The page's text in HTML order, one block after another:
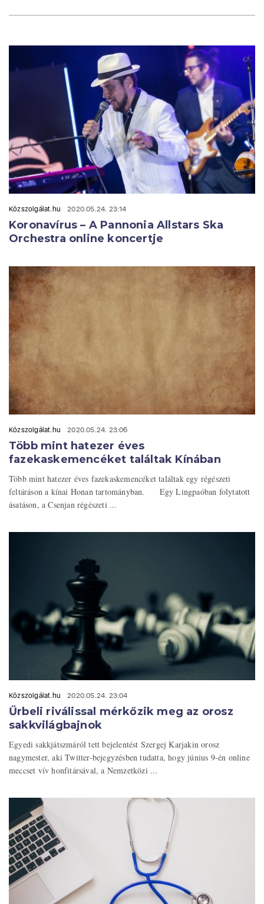
Közszolgálat.hu 2020.05.24. 23:14
Koronavírus – A Pannonia Allstars Ska
Orchestra online koncertje
Közszolgálat.hu 2020.05.24. 23:06
Több mint hatezer éves
fazekaskemencéket találtak Kínában
Több mint hatezer éves fazekaskemencéket találtak egy régészeti
feltáráson a kínai Honan tartományban. Egy Lingpaóban folytatott
ásatáson, a Csenjan régészeti ...
Közszolgálat.hu 2020.05.24. 23:04
Űrbeli riválissal mérkőzik meg az orosz
sakkvilágbajnok
Egyedi sakkjátszmáról tett bejelentést Szergej Karjakin orosz
nagymester, aki Twitter-bejegyzésben tudatta, hogy június 9-én online
meccset vív honfitársával, a Nemzetközi ...